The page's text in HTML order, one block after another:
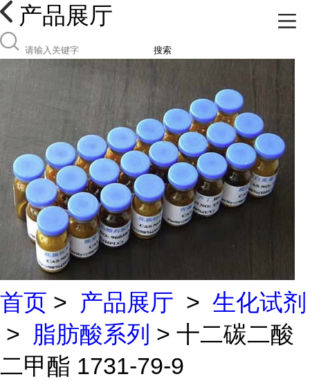
产品展厅
搜索
首页 > 产品展厅 > 生化试剂
> 脂肪酸系列 > 十二碳二酸
二甲酯 1731-79-9